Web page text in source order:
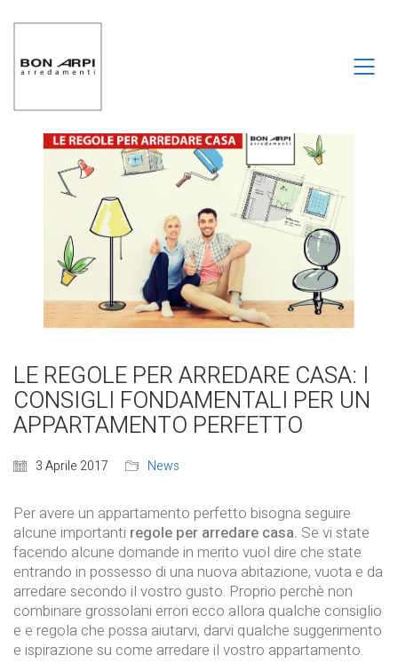
LE REGOLE PER ARREDARE CASA: I
CONSIGLI FONDAMENTALI PER UN
APPARTAMENTO PERFETTO
3 Aprile 2017 News
Per avere un appartamento perfetto bisogna seguire
alcune importanti regole per arredare casa. Se vi state
facendo alcune domande in merito vuol dire che state
entrando in possesso di una nuova abitazione, vuota e da
arredare secondo il vostro gusto. Proprio perchè non
combinare grossolani errori ecco allora qualche consiglio
e e regola che possa aiutarvi, darvi qualche suggerimento
e ispirazione su come arredare il vostro appartamento.